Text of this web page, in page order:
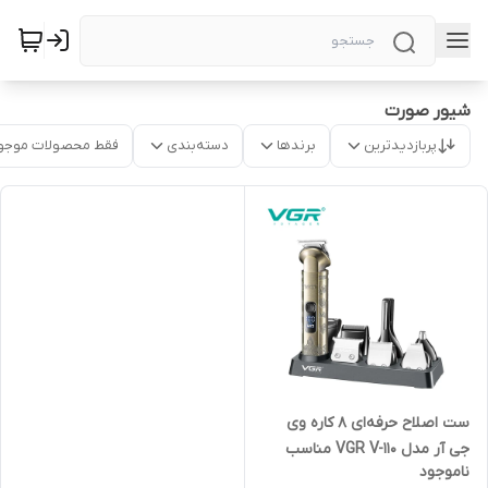
شیور صورت
پربازدیدترین برندها دسته‌بندی فقط محصولات
ست اصلاح حرفه‌ای 8 کاره وی
جی آر مدل VGR V-110 مناسب
اصلاح سر، صورت، بدن، گوش و
ناموجود